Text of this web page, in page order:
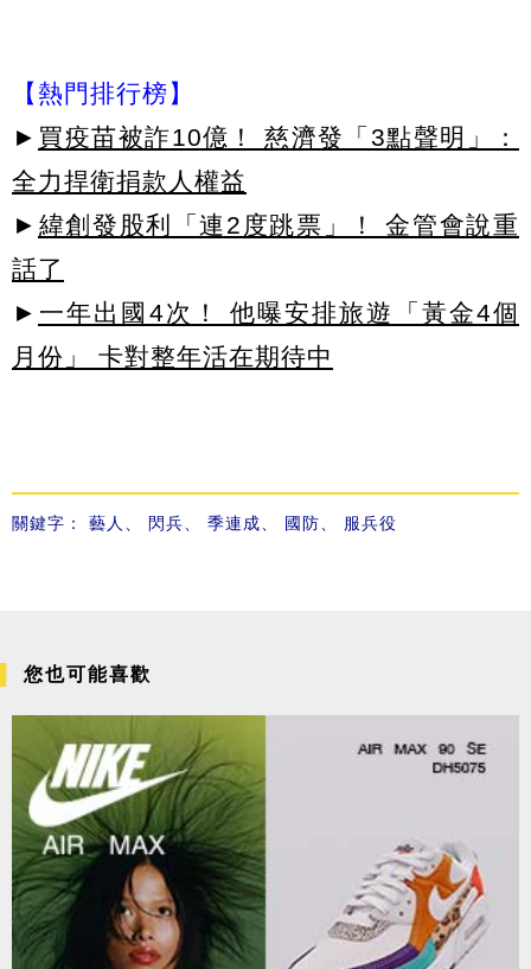
【熱門排行榜】
► 買疫苗被詐10億！ 慈濟發「3點聲明」：
全力捍衛捐款人權益
► 緯創發股利「連2度跳票」！ 金管會說重
話了
► 一年出國4次！ 他曝安排旅遊「黃金4個
月份」 卡對整年活在期待中
關鍵字： 藝人 閃兵 季連成 國防 服兵役
您也可能喜歡